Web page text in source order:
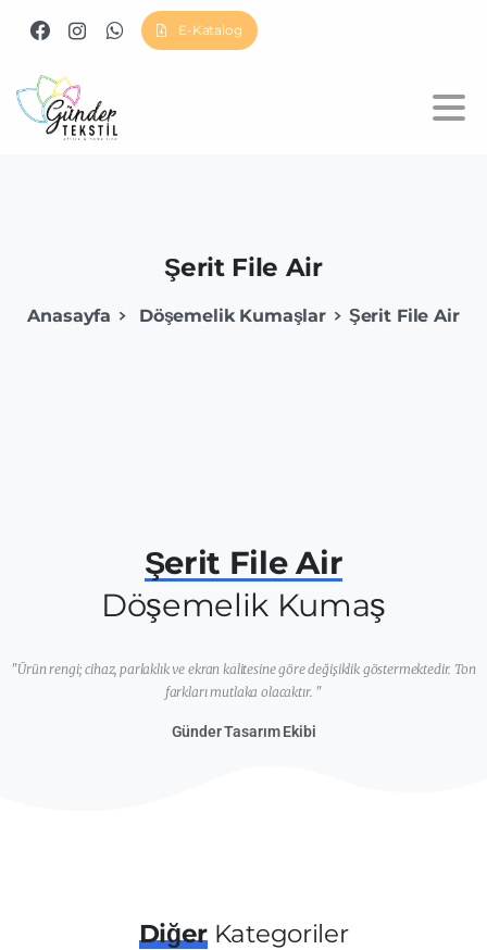
E-Katalog
Şerit File Air
Anasayfa Döşemelik Kumaşlar Şerit File Air
Şerit File Air
Döşemelik Kumaş
"Ürün rengi; cihaz, parlaklık ve ekran kalitesine göre değişiklik göstermektedir. Ton
farkları mutlaka olacaktır. "
Günder Tasarım Ekibi
Diğer Kategoriler